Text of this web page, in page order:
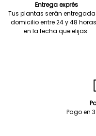
Entrega exprés
Tus plantas serán
domicilio entre 24 y 48
en la fecha que elijas.
Pago en